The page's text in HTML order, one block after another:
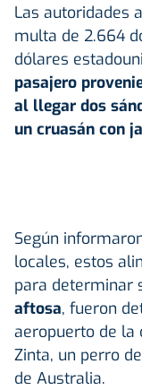
Las autoridades
multa de 2.664
dólares
pasajero
al llegar dos
un cruasán con
Según
locales, estos
para determinar
aftosa, fueron
aeropuerto de la
Zinta, un perro
de Australia.